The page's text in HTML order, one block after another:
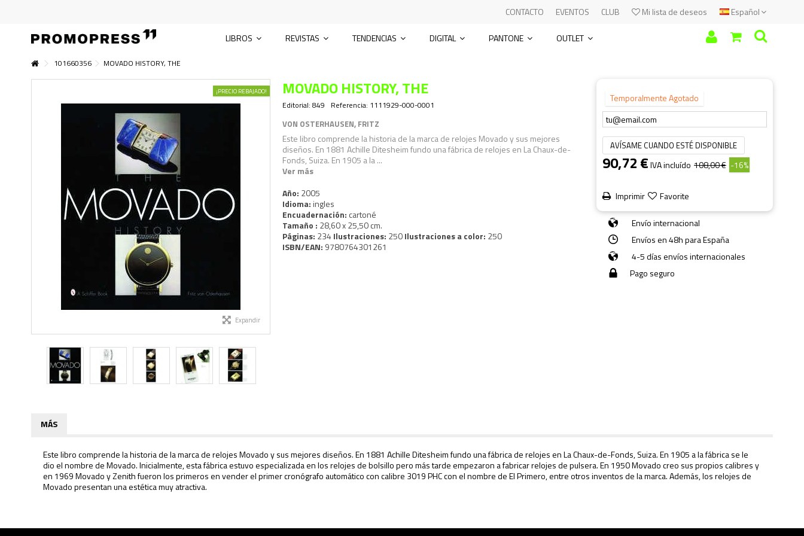
Español
Mi lista de deseos
CLUB
EVENTOS
CONTACTO
LIBROS REVISTAS TENDENCIAS DIGITAL PANTONE OUTLET
101660356 MOVADO HISTORY, THE
¡PRECIO REBAJADO!
Expandir
MOVADO HISTORY, THE
Editorial: 849 Referencia: 1111929-000-0001
VON OSTERHAUSEN, FRITZ
Este libro comprende la historia de la marca de relojes Movado y sus mejores
diseños. En 1881 Achille Ditesheim fundo una fábrica de relojes en La Chaux-de-
Fonds, Suiza. En 1905 a la ...
Ver más
Año: 2005
Idioma: ingles
Encuadernación: cartoné
Tamaño : 28,60 x 25,50 cm.
Páginas: 234 Ilustraciones: 250Ilustraciones a color: 250
ISBN/EAN: 9780764301261
Temporalmente Agotado
AVÍSAME CUANDO ESTÉ DISPONIBLE
90,72 €IVA incluído 108,00 € -16%
Imprimir Favorite
Envío internacional
Envíos en 48h para España
4-5 días envíos internacionales
Pago seguro
MÁS
Este libro comprende la historia de la marca de relojes Movado y sus mejores diseños. En 1881 Achille Ditesheim fundo una fábrica de relojes en La Chaux-de-Fonds, Suiza. En 1905 a la fábrica se le
dio el nombre de Movado. Inicialmente, esta fábrica estuvo especializada en los relojes de bolsillo pero más tarde empezaron a fabricar relojes de pulsera. En 1950 Movado creo sus propios calibres y
en 1969 Movado y Zenith fueron los primeros en vender el primer cronógrafo automático con calibre 3019 PHC con el nombre de El Primero, entre otros inventos de la marca. Además, los relojes de
Movado presentan una estética muy atractiva.